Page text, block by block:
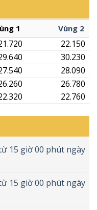
1 Vùng 2
22.150
30.230
28.090
26.780
22.760
15 giờ 00 phút ngày
15 giờ 00 phút ngày